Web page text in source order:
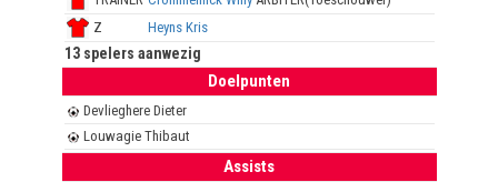
Z
Heyns Kris
13 spelers aanwezig
Doelpunten
Devlieghere Dieter
Louwagie Thibaut
Assists